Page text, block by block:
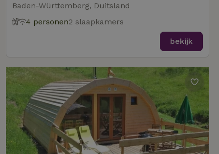
Baden-Württemberg, Duitsland
4 personen2 slaapkamers
bekijk